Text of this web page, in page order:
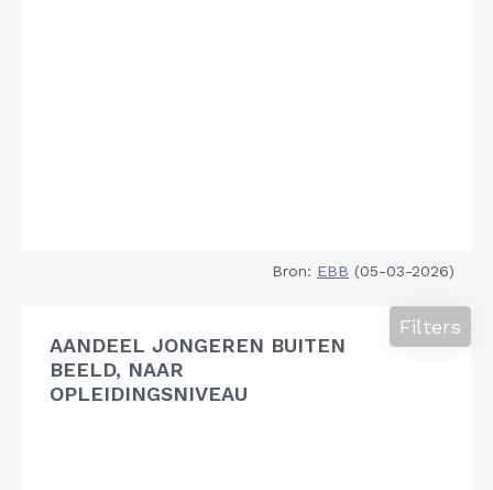
Bron: EBB (05-03-2026)
AANDEEL JONGEREN BUITEN
BEELD, NAAR
OPLEIDINGSNIVEAU
Filters